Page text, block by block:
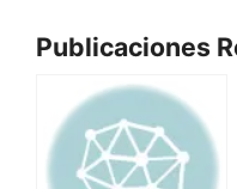
Publicaciones